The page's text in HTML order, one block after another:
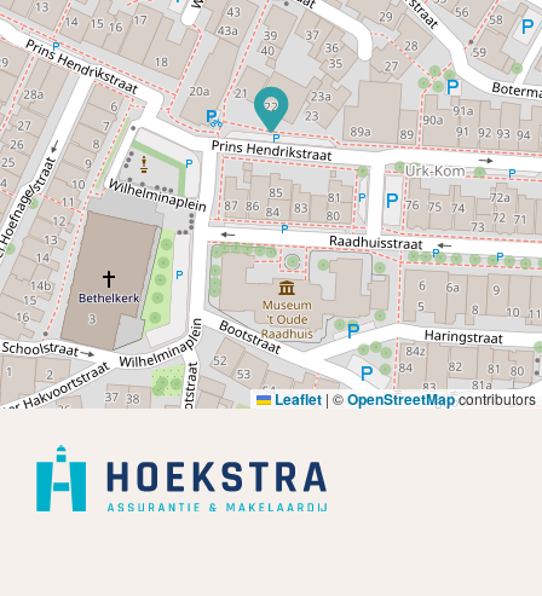
Leaflet | ©OpenStreetMapcontributors